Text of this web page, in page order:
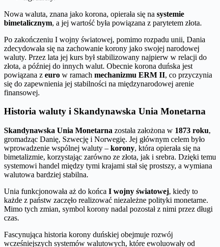
Nowa waluta, znana jako korona, opierała się na systemie
bimetalicznym, a jej wartość była powiązana z parytetem złota.
Po zakończeniu I wojny światowej, pomimo rozpadu unii, Dania
zdecydowała się na zachowanie korony jako swojej narodowej
waluty. Przez lata jej kurs był stabilizowany najpierw w relacji do
złota, a później do innych walut. Obecnie korona duńska jest
powiązana z euro w ramach mechanizmu ERM II, co przyczynia
się do zapewnienia jej stabilności na międzynarodowej arenie
finansowej.
Historia waluty i Skandynawska Unia Monetarna
Skandynawska Unia Monetarna została założona w 1873 roku,
gromadząc Danię, Szwecję i Norwegię. Jej głównym celem było
wprowadzenie wspólnej waluty – korony, która opierała się na
bimetalizmie, korzystając zarówno ze złota, jak i srebra. Dzięki temu
systemowi handel między tymi krajami stał się prostszy, a wymiana
walutowa bardziej stabilna.
Unia funkcjonowała aż do końca I wojny światowej, kiedy to
każde z państw zaczęło realizować niezależne polityki monetarne.
Mimo tych zmian, symbol korony nadal pozostał z nimi przez długi
czas.
Fascynująca historia korony duńskiej obejmuje rozwój
wcześniejszych systemów walutowych, które ewoluowały od